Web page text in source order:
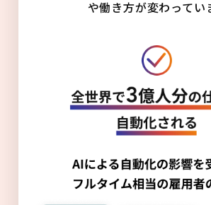
や働き方が変わってい